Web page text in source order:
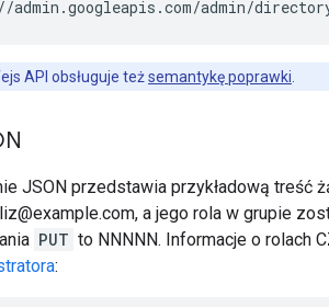
admin.googleapis.com/admin/
API obsługuje teżsemantykę poprawki
JSON przedstawia przykładową treść
liz@example.com, a jego rola w grupie
PUT to NNNNN. Informacje o rolach
: